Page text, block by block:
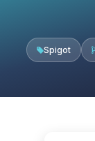
Spigot